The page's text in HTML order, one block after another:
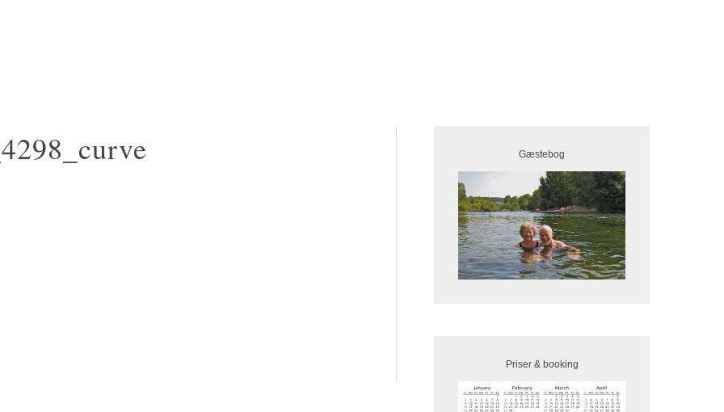
Gæstebog
Priser & booking